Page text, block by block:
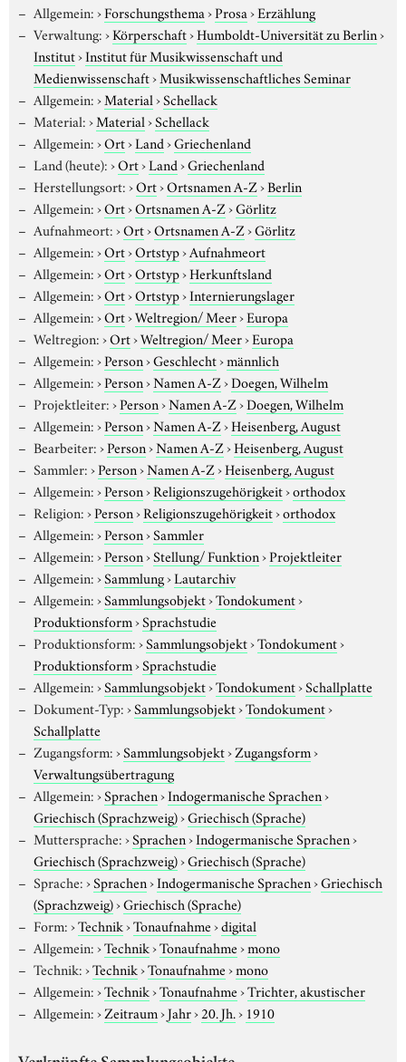
Allgemein:›Forschungsthema›Prosa›Erzählung
Verwaltung:›Körperschaft›Humboldt-Universität zu Berlin›
Institut›Institut für Musikwissenschaft und
Medienwissenschaft›Musikwissenschaftliches Seminar
Allgemein:›Material›Schellack
Material:›Material›Schellack
Allgemein:›Ort›Land›Griechenland
Land (heute):›Ort›Land›Griechenland
Herstellungsort:›Ort›Ortsnamen A-Z›Berlin
Allgemein:›Ort›Ortsnamen A-Z›Görlitz
Aufnahmeort:›Ort›Ortsnamen A-Z›Görlitz
Allgemein:›Ort›Ortstyp›Aufnahmeort
Allgemein:›Ort›Ortstyp›Herkunftsland
Allgemein:›Ort›Ortstyp›Internierungslager
Allgemein:›Ort›Weltregion/ Meer›Europa
Weltregion:›Ort›Weltregion/ Meer›Europa
Allgemein:›Person›Geschlecht›männlich
Allgemein:›Person›Namen A-Z›Doegen, Wilhelm
Projektleiter:›Person›Namen A-Z›Doegen, Wilhelm
Allgemein:›Person›Namen A-Z›Heisenberg, August
Bearbeiter:›Person›Namen A-Z›Heisenberg, August
Sammler:›Person›Namen A-Z›Heisenberg, August
Allgemein:›Person›Religionszugehörigkeit›orthodox
Religion:›Person›Religionszugehörigkeit›orthodox
Allgemein:›Person›Sammler
Allgemein:›Person›Stellung/ Funktion›Projektleiter
Allgemein:›Sammlung›Lautarchiv
Allgemein:›Sammlungsobjekt›Tondokument›
Produktionsform›Sprachstudie
Produktionsform:›Sammlungsobjekt›Tondokument›
Produktionsform›Sprachstudie
Allgemein:›Sammlungsobjekt›Tondokument›Schallplatte
Dokument-Typ:›Sammlungsobjekt›Tondokument›
Schallplatte
Zugangsform:›Sammlungsobjekt›Zugangsform›
Verwaltungsübertragung
Allgemein:›Sprachen›Indogermanische Sprachen›
Griechisch (Sprachzweig)›Griechisch (Sprache)
Muttersprache:›Sprachen›Indogermanische Sprachen›
Griechisch (Sprachzweig)›Griechisch (Sprache)
Sprache:›Sprachen›Indogermanische Sprachen›Griechisch
(Sprachzweig)›Griechisch (Sprache)
Form:›Technik›Tonaufnahme›digital
Allgemein:›Technik›Tonaufnahme›mono
Technik:›Technik›Tonaufnahme›mono
Allgemein:›Technik›Tonaufnahme›Trichter, akustischer
Allgemein:›Zeitraum›Jahr›20. Jh.› 1910